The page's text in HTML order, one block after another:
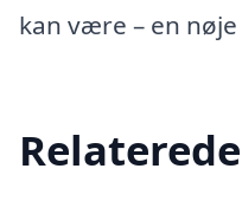
kan være – en